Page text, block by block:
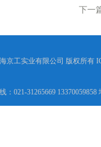
下一
京工实业有限公司 版权所有
：021-31265669